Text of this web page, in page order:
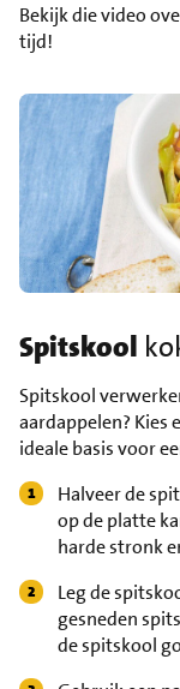
Bekijk die video
tijd!
Spitskool
Spitskool
aardappelen? Kies
ideale basis voor
Halveer de
op de platte
harde stronk
Leg de
gesneden
de spitskool